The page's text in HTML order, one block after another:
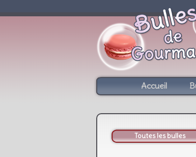
Accueil
Toutes les bulles